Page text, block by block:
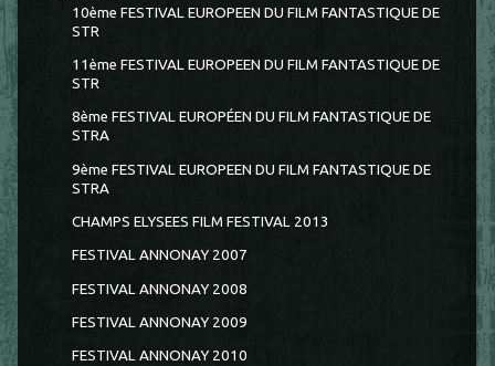
10ème FESTIVAL EUROPEEN DU FILM FANTASTIQUE DE
STR
11ème FESTIVAL EUROPEEN DU FILM FANTASTIQUE DE
STR
8ème FESTIVAL EUROPÉEN DU FILM FANTASTIQUE DE
STRA
9ème FESTIVAL EUROPEEN DU FILM FANTASTIQUE DE
STRA
CHAMPS ELYSEES FILM FESTIVAL 2013
FESTIVAL ANNONAY 2007
FESTIVAL ANNONAY 2008
FESTIVAL ANNONAY 2009
FESTIVAL ANNONAY 2010